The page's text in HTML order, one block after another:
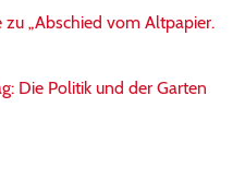
zu „Abschied vom Altpapier.
Die Politik und der Garten